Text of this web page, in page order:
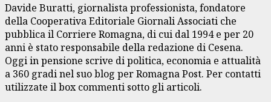
Davide Buratti, giornalista professionista, fondatore
della Cooperativa Editoriale Giornali Associati che
pubblica il Corriere Romagna, di cui dal 1994 e per 20
anni è stato responsabile della redazione di Cesena.
Oggi in pensione scrive di politica, economia e attualità
a 360 gradi nel suo blog per Romagna Post. Per contatti
utilizzate il box commenti sotto gli articoli.